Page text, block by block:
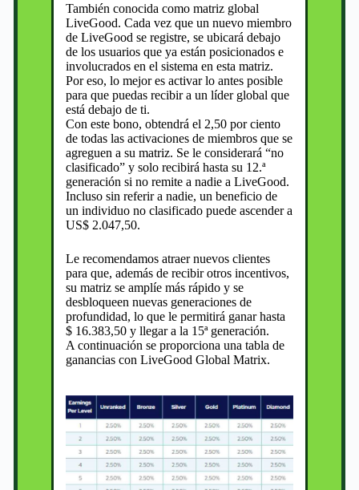
También conocida como matriz global
LiveGood. Cada vez que un nuevo miembro
de LiveGood se registre, se ubicará debajo
de los usuarios que ya están posicionados e
involucrados en el sistema en esta matriz.
Por eso, lo mejor es activar lo antes posible
para que puedas recibir a un líder global que
está debajo de ti.
Con este bono, obtendrá el 2,50 por ciento
de todas las activaciones de miembros que se
agreguen a su matriz. Se le considerará “no
clasificado” y solo recibirá hasta su 12.ª
generación si no remite a nadie a LiveGood.
Incluso sin referir a nadie, un beneficio de
un individuo no clasificado puede ascender a
US$ 2.047,50.
Le recomendamos atraer nuevos clientes
para que, además de recibir otros incentivos,
su matriz se amplíe más rápido y se
desbloqueen nuevas generaciones de
profundidad, lo que le permitirá ganar hasta
$ 16.383,50 y llegar a la 15ª generación.
A continuación se proporciona una tabla de
ganancias con LiveGood Global Matrix.